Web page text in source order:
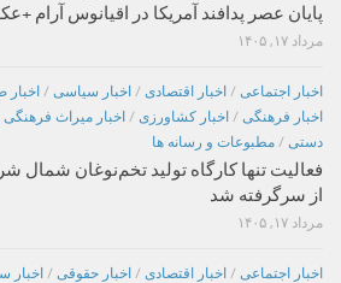
پایان عصر پدافند آمریکا در اقیانوس آرام
مرداد ۱۷, ۱۴۰۵
اخبار اجتماعی / اخبار اقتصادی / اخبار سیاسی / اخبار
اخبار فرهنگی / اخبار کشاورزی / اخبار میراث فرهنگی
دستی / مطبوعات و رسانه ها
فعالیت تنها کارگاه تولید تخم‌نوغان شمال
از سرگرفته شد
مرداد ۱۷, ۱۴۰۵
اخبار اجتماعی / اخبار اقتصادی / اخبار حقوقی / اخبار